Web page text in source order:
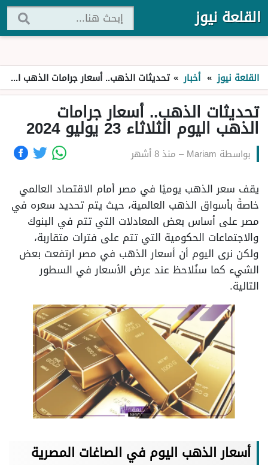
القلعة نيوز
القلعة نيوز » أخبار » تحديثات الذهب.. أسعار جرامات الذهب اليوم الثلاثاء 23 يوليو 2024
تحديثات الذهب.. أسعار جرامات
الذهب اليوم الثلاثاء 23 يوليو 2024
بواسطة Mariam
– منذ 8 أشهر
يقف سعر الذهب يوميًا في مصر أمام الاقتصاد العالمي
خاصةً بأسواق الذهب العالمية، حيث يتم تحديد سعره في
مصر على أساس بعض المعادلات التي تتم في البنوك
والاجتماعات الحكومية التي تتم على فترات متقاربة،
ولكن نرى اليوم أن أسعار الذهب في مصر ارتفعت بعض
الشيء كما سنُلاحظ عند عرض الأسعار في السطور
التالية.
أسعار الذهب اليوم في الصاغات المصرية